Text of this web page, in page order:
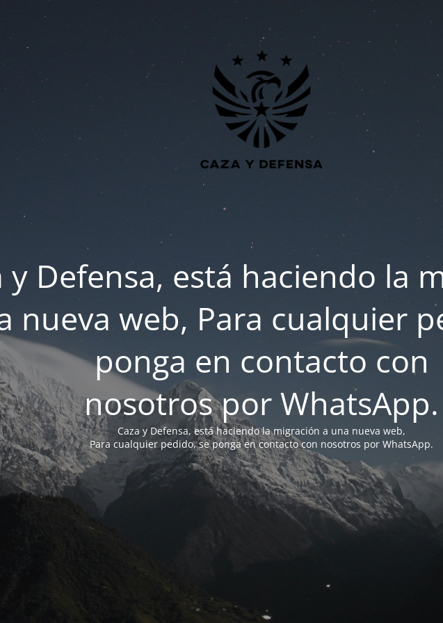
y Defensa, está haciendo la
nueva web, Para cualquier
ponga en contacto con
nosotros por WhatsApp.
Caza y Defensa, está haciendo la migración a una nueva web,
Para cualquier pedido, se ponga en contacto con nosotros por WhatsApp.